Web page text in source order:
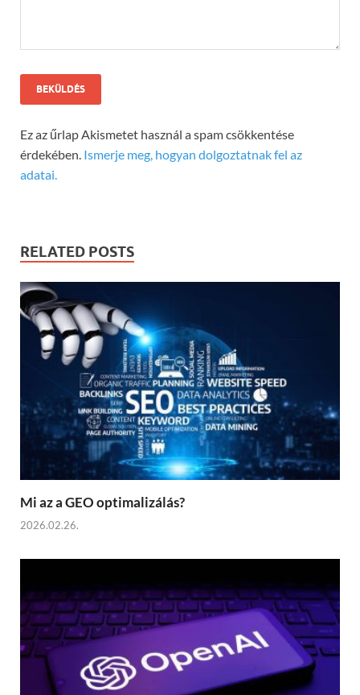
Ez az űrlap Akismetet használ a spam csökkentése
érdekében. Ismerje meg, hogyan dolgoztatnak fel az
adatai.
RELATED POSTS
Mi az a GEO optimalizálás?
2026.02.26.